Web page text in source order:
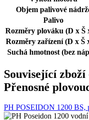
Objem palivové
Palivo
Rozměry plováku (D x Š
Rozměry zařízení (D x Š
Suchá hmotnost (bez
Související zboží
Přenosné
PH POSEIDON 1200 BS,